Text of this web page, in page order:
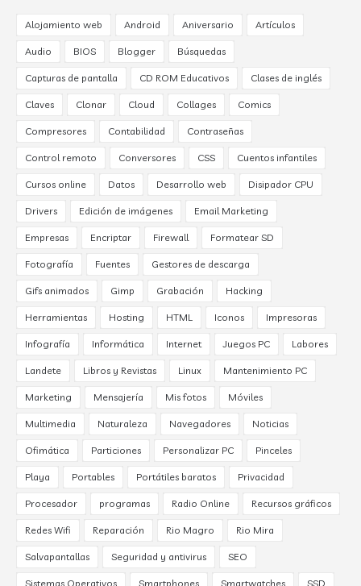
Alojamiento web Android Aniversario Artículos
Audio BIOS Blogger Búsquedas
Capturas de pantalla CD ROM Educativos Clases de inglés
Claves Clonar Cloud Collages Comics
Compresores Contabilidad Contraseñas
Control remoto Conversores CSS Cuentos infantiles
Cursos online Datos Desarrollo web Disipador CPU
Drivers Edición de imágenes Email Marketing
Empresas Encriptar Firewall Formatear SD
Fotografía Fuentes Gestores de descarga
Gifs animados Gimp Grabación Hacking
Herramientas Hosting HTML Iconos Impresoras
Infografía Informática Internet Juegos PC Labores
Landete Libros y Revistas Linux Mantenimiento PC
Marketing Mensajería Mis fotos Móviles
Multimedia Naturaleza Navegadores Noticias
Ofimática Particiones Personalizar PC Pinceles
Playa Portables Portátiles baratos Privacidad
Procesador programas Radio Online Recursos gráficos
Redes Wifi Reparación Rio Magro Rio Mira
Salvapantallas Seguridad y antivirus SEO
Sistemas Operativos Smartphones Smartwatches SSD